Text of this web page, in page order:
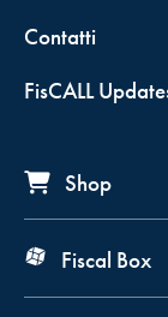
Contatti
FisCALL
Shop
Fiscal Box